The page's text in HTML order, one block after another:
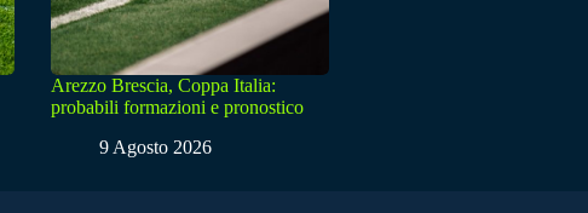
Arezzo Brescia, Coppa Italia:
probabili formazioni e pronostico
9 Agosto 2026